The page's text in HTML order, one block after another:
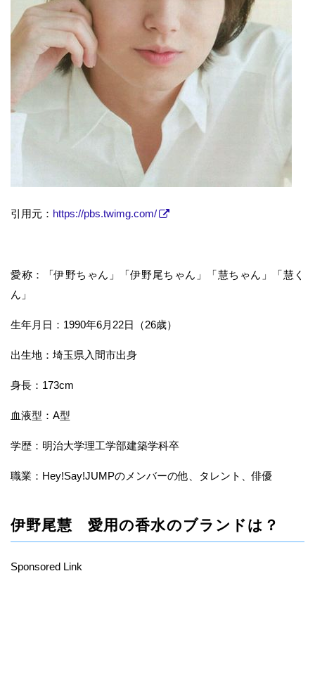
引用元： https://pbs.twimg.com/
愛称：「伊野ちゃん」「伊野尾ちゃん」「慧ちゃん」「慧く
ん」
生年月日：1990年6月22日（26歳）
出生地：埼玉県入間市出身
身長：173cm
血液型：A型
学歴：明治大学理工学部建築学科卒
職業：Hey!Say!JUMPのメンバーの他、タレント、俳優
伊野尾慧 愛用の香水のブランドは？
Sponsored Link